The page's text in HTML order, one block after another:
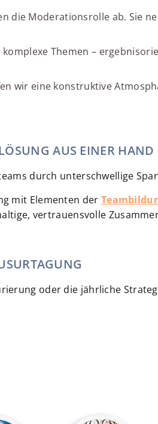
die Moderationsrolle ab. Sie
Themen –
wir eine konstruktive
AUS EINER HAND
durch unterschwellige
mit Elementen der
vertrauensvolle
oder die jährliche